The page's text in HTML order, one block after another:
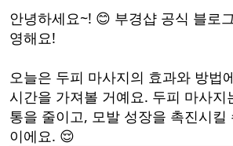
안녕하세요~! 😊 부경샵 공식 블로
영해요!
오늘은 두피 마사지의 효과와 방법
시간을 가져볼 거예요. 두피 마사지
통을 줄이고, 모발 성장을 촉진시킬
이에요. 😌